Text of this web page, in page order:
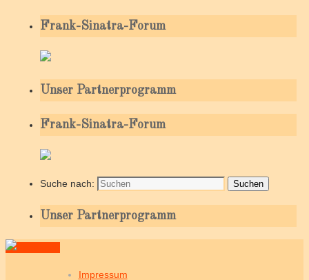
Frank-Sinatra-Forum
Unser Partnerprogramm
Frank-Sinatra-Forum
Suche nach: Suchen
Unser Partnerprogramm
Impressum